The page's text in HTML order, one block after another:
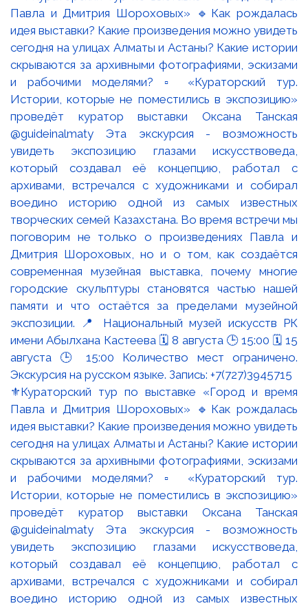
⚜️Кураторский тур по выставке «Город и время
Павла и Дмитрия Шороховых» 🔹Как рождалась
идея выставки? Какие произведения можно увидеть
сегодня на улицах Алматы и Астаны? Какие истории
скрываются за архивными фотографиями, эскизами
и рабочими моделями? ▫️ «Кураторский тур.
Истории, которые не поместились в экспозицию»
проведёт куратор выставки Оксана Танская
@guideinalmaty Эта экскурсия - возможность
увидеть экспозицию глазами искусствоведа,
который создавал её концепцию, работал с
архивами, встречался с художниками и собирал
воедино историю одной из самых известных